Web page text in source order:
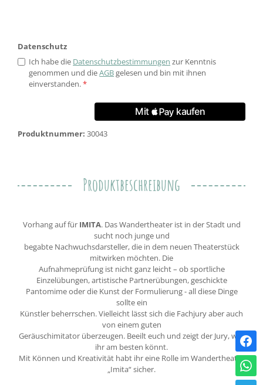
Datenschutz
Ich habe die Datenschutzbestimmungen zur Kenntnis
genommen und dieAGBgelesen und bin mit ihnen
einverstanden.*
Produktnummer: 30043
Produktbeschreibung
Vorhang auf für IMITA. Das Wandertheater ist in der Stadt und
sucht noch junge und
begabte Nachwuchsdarsteller, die in dem neuen Theaterstück
mitwirken möchten. Die
Aufnahmeprüfung ist nicht ganz leicht – ob sportliche
Einzelübungen, artistische Partnerübungen, geschickte
Pantomime oder die Kunst der Formulierung - all diese Dinge
sollte ein
Künstler beherrschen. Vielleicht lässt sich die Fachjury aber auch
von einem guten
Geräuschimitator überzeugen. Beeilt euch und zeigt der Jury, was
ihr am besten könnt.
Mit Können und Kreativität habt ihr eine Rolle im Wandertheater
„Imita“ sicher.